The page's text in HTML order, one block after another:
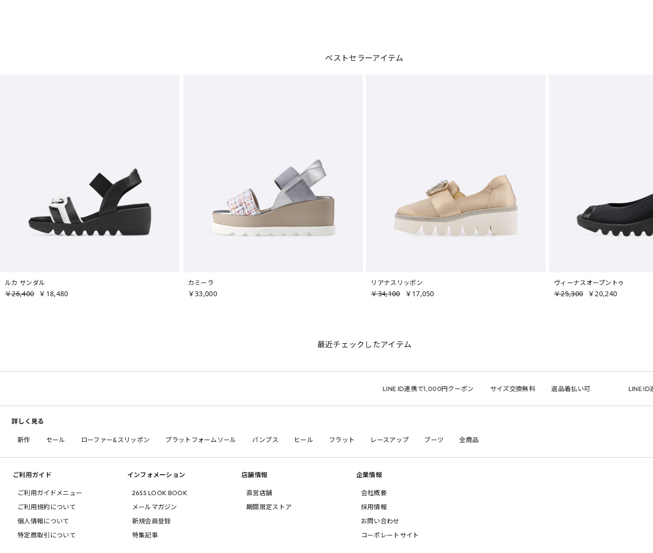
ベストセラーアイテム
ルカ サンダル
￥26,400 ￥18,480
カミーラ
￥33,000
リアナスリッポン
￥34,100 ￥17,050
ヴィーナスオープントゥ
￥25,300 ￥20,240
最近チェックしたアイテム
LINE ID連携で1,000円クーポン サイズ交換無料 返品着払い可 LINE ID連携で1,000
詳しく見る
新作 セール ローファー&スリッポン プラットフォームソール パンプス ヒール フラット レースアップ ブーツ 全商品
ご利用ガイド
ご利用ガイドメニュー
ご利用規約について
個人情報について
特定商取引について
インフォメーション
26SS LOOK BOOK
メールマガジン
新規会員登録
特集記事
店舗情報
直営店舗
期間限定ストア
企業情報
会社概要
採用情報
お問い合わせ
コーポレートサイト